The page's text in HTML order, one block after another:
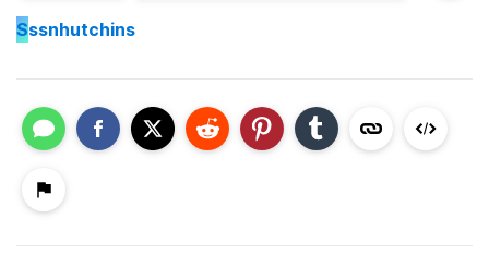
Sssnhutchins